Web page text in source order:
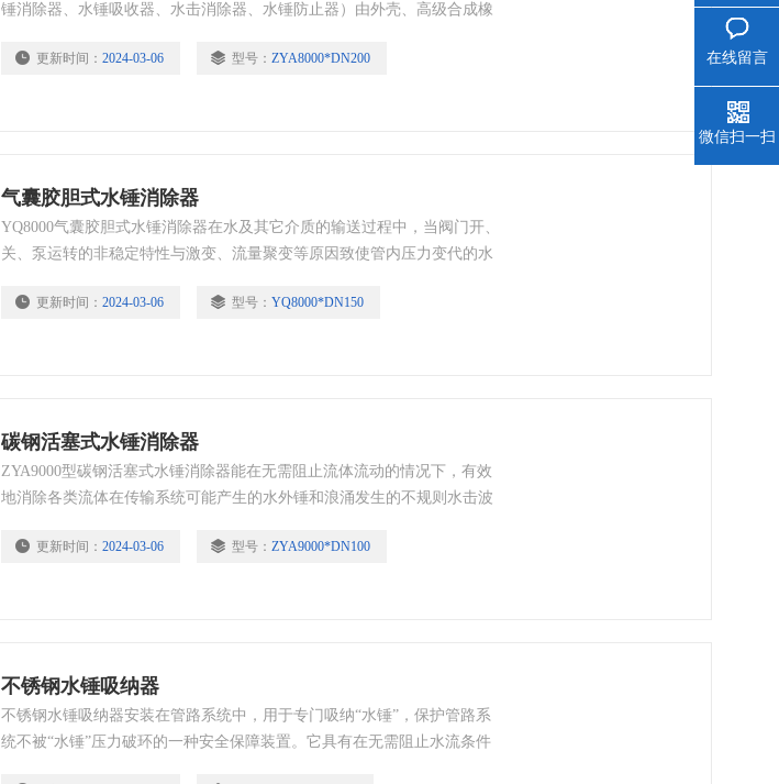
锤消除器、水锤吸收器、水击消除器、水锤防止器）由外壳、高级合成橡
给排水系统中。在无需阻止水流的条件下，具有超卓的水击吸引收力，有
更新时间： 2024-03-06 型号： ZYA8000*DN200
气囊胶胆式水锤消除器
YQ8000气囊胶胆式水锤消除器在水及其它介质的输送过程中，当阀门开、
关、泵运转的非稳定特性与激变、流量聚变等原因致使管内压力变代的水
人的噪声及震动外，严重时更会影响整个系统的动作及破坏其它设备。此
更新时间： 2024-03-06 型号： YQ8000*DN150
碳钢活塞式水锤消除器
ZYA9000型碳钢活塞式水锤消除器能在无需阻止流体流动的情况下，有效
地消除各类流体在传输系统可能产生的水外锤和浪涌发生的不规则水击波
更新时间： 2024-03-06 型号： ZYA9000*DN100
不锈钢水锤吸纳器
不锈钢水锤吸纳器安装在管路系统中，用于专门吸纳“水锤”，保护管路系
统不被“水锤”压力破环的一种安全保障装置。它具有在无需阻止水流条件
在线留言
微信扫一扫